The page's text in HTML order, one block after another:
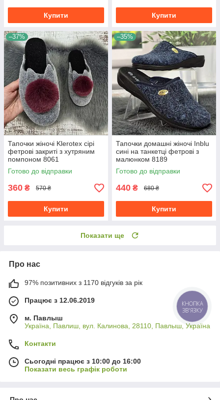
Купити Купити
–37%
Тапочки жіночі Klerotex сірі
фетрові закриті з хутряним
помпоном 8061
Готово до відправки
360 ₴ 570 ₴
Купити
–35%
Тапочки домашні жіночі Inblu
сині на танкетці фетрові з
малюнком 8189
Готово до відправки
440 ₴ 680 ₴
Купити
Показати ще
Про нас
97% позитивних з 1170 відгуків за рік
Працює з 12.06.2019
м. Павлыш
Україна, Павлиш, вул. Калинова, 28110, Павлыш, Україна
Контакти
Сьогодні працює з 10:00 до 16:00
Показати весь графік роботи
КНОПКА
ЗВ'ЯЗКУ